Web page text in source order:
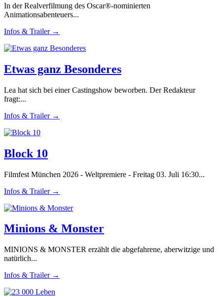
In der Realverfilmung des Oscar®-nominierten
Animationsabenteuers...
Infos & Trailer →
Etwas ganz Besonderes
Lea hat sich bei einer Castingshow beworben. Der Redakteur
fragt:...
Infos & Trailer →
Block 10
Filmfest München 2026 - Weltpremiere - Freitag 03. Juli 16:30...
Infos & Trailer →
Minions & Monster
MINIONS & MONSTER erzählt die abgefahrene, aberwitzige und
natürlich...
Infos & Trailer →